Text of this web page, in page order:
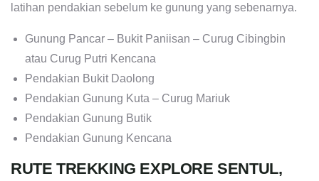
latihan pendakian sebelum ke gunung yang sebenarnya.
Gunung Pancar – Bukit Paniisan – Curug Cibingbin
atau Curug Putri Kencana
Pendakian Bukit Daolong
Pendakian Gunung Kuta – Curug Mariuk
Pendakian Gunung Butik
Pendakian Gunung Kencana
RUTE TREKKING EXPLORE SENTUL,